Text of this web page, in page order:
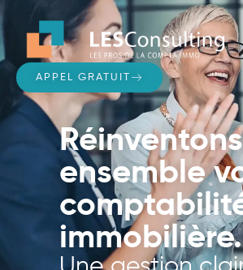
APPEL GRATUIT
Réinventons
ensemble
immobilière.